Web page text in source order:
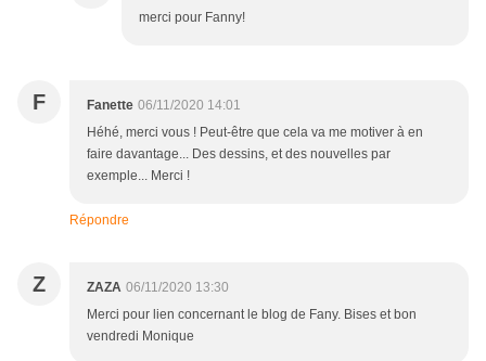
merci pour Fanny!
F Fanette 06/11/2020 14:01
Héhé, merci vous ! Peut-être que cela va me motiver à en
faire davantage... Des dessins, et des nouvelles par
exemple... Merci !
Répondre
Z ZAZA 06/11/2020 13:30
Merci pour lien concernant le blog de Fany. Bises et bon
vendredi Monique